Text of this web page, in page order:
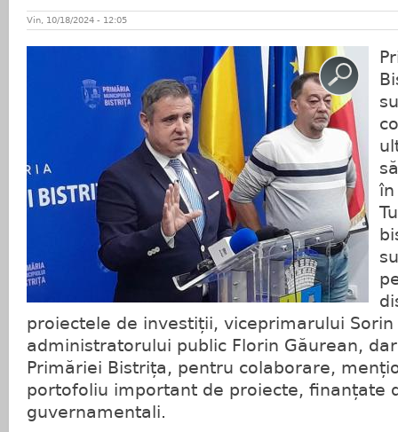
Vin, 10/18/2024 - 12:05
în
proiectele de investiții, viceprimarului Sorin
administratorului public Florin Găurean,
Primăriei Bistrița, pentru colaborare,
portofoliu important de proiecte, finanțate
guvernamentali.